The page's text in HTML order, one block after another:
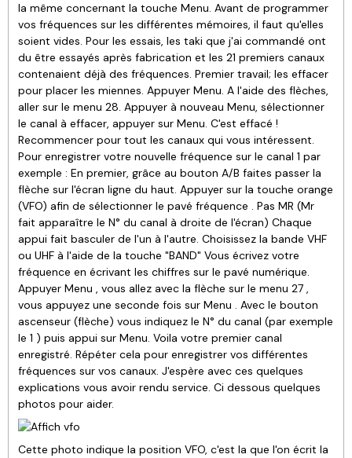
la même concernant la touche Menu. Avant de programmer
vos fréquences sur les différentes mémoires, il faut qu'elles
soient vides. Pour les essais, les taki que j'ai commandé ont
du être essayés après fabrication et les 21 premiers canaux
contenaient déjà des fréquences. Premier travail; les effacer
pour placer les miennes. Appuyer Menu. A l'aide des flèches,
aller sur le menu 28. Appuyer à nouveau Menu, sélectionner
le canal à effacer, appuyer sur Menu. C'est effacé !
Recommencer pour tout les canaux qui vous intéressent.
Pour enregistrer votre nouvelle fréquence sur le canal 1 par
exemple : En premier, grâce au bouton A/B faites passer la
flèche sur l'écran ligne du haut. Appuyer sur la touche orange
(VFO) afin de sélectionner le pavé fréquence . Pas MR (Mr
fait apparaître le N° du canal à droite de l'écran) Chaque
appui fait basculer de l'un à l'autre. Choisissez la bande VHF
ou UHF à l'aide de la touche "BAND" Vous écrivez votre
fréquence en écrivant les chiffres sur le pavé numérique.
Appuyer Menu , vous allez avec la flèche sur le menu 27 ,
vous appuyez une seconde fois sur Menu . Avec le bouton
ascenseur (flèche) vous indiquez le N° du canal (par exemple
le 1 ) puis appui sur Menu. Voila votre premier canal
enregistré. Répéter cela pour enregistrer vos différentes
fréquences sur vos canaux. J'espère avec ces quelques
explications vous avoir rendu service. Ci dessous quelques
photos pour aider.
Cette photo indique la position VFO, c'est la que l'on écrit la